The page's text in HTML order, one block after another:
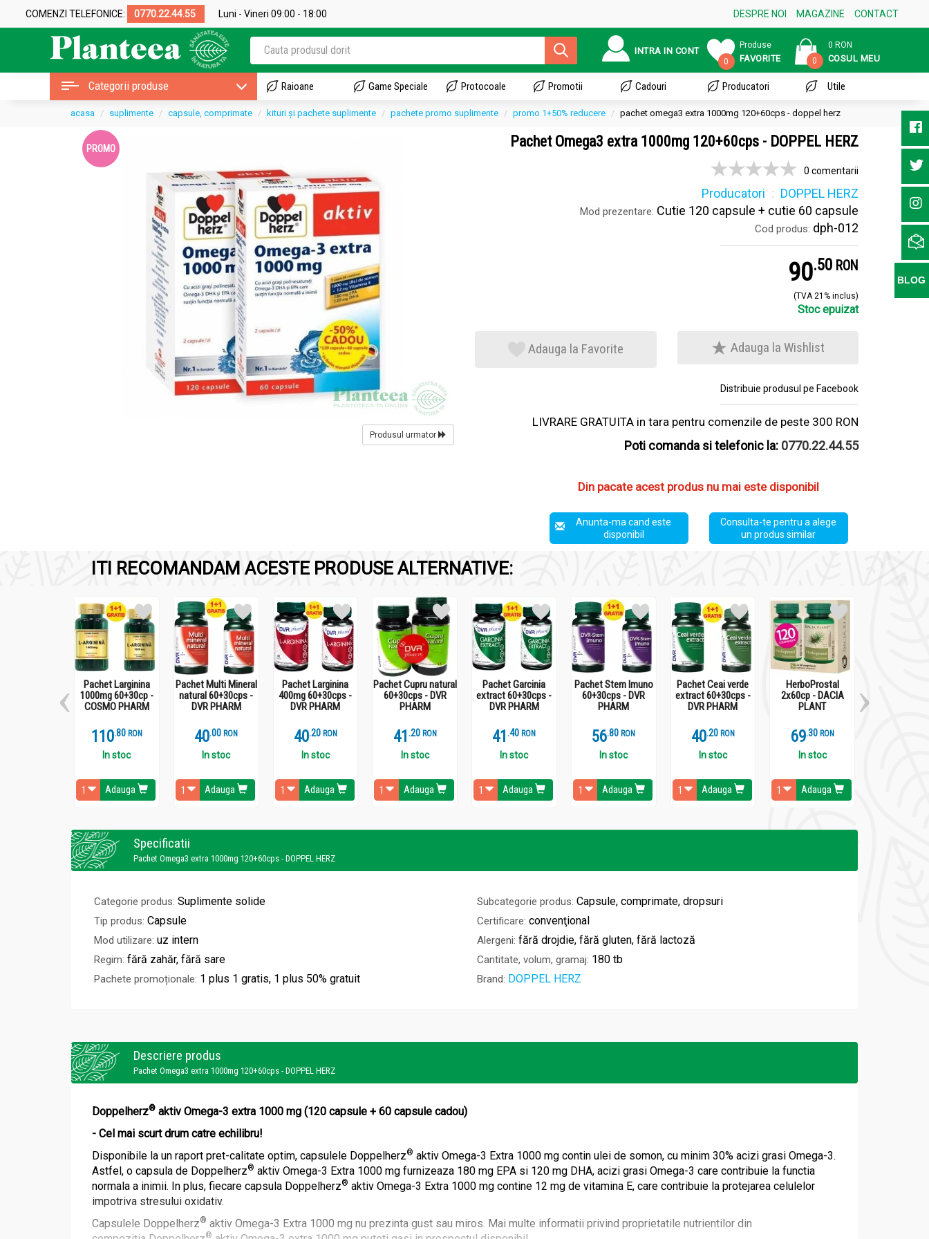
COMENZI TELEFONICE: 0770.22.44.55 Luni - Vineri 09:00 - 18:00 DESPRE NOI MAGAZINE CONTACT
INTRA IN CONT
0
Produse
FAVORITE 0
0 RON
COSUL MEU
Categorii produse Raioane Game Speciale Protocoale Promotii Cadouri Producatori Utile
acasa suplimente capsule, comprimate kituri și pachete suplimente pachete promo suplimente promo 1+50% reducere pachet omega3 extra 1000mg 120+60cps - doppel herz
PROMO
Produsul urmator
Pachet Omega3 extra 1000mg 120+60cps - DOPPEL HERZ
0 comentarii
Producatori DOPPEL HERZ
Mod prezentare: Cutie 120 capsule + cutie 60 capsule
Cod produs: dph-012
90.5 RON
(TVA 21% inclus)
Stoc epuizat
Adauga la Favorite Adauga la Wishlist
Distribuie produsul pe Facebook
LIVRARE GRATUITA in tara pentru comenzile de peste 300 RON
Poti comanda si telefonic la: 0770.22.44.55
Din pacate acest produs nu mai este disponibil
Anunta-ma cand este
disponibil
Consulta-te pentru a alege
un produs similar
ITI RECOMANDAM ACESTE PRODUSE ALTERNATIVE:
Pachet Larginina
1000mg 60+30cp -
COSMO PHARM
110.8 RON
In stoc
Adauga
Pachet Multi Mineral
natural 60+30cps -
DVR PHARM
40.0 RON
In stoc
Adauga
Pachet Larginina
400mg 60+30cps -
DVR PHARM
40.2 RON
In stoc
Adauga
Pachet Cupru natural
60+30cps - DVR
PHARM
41 .2 RON
In stoc
Adauga
Pachet Garcinia
extract 60+30cps -
DVR PHARM
41 .4 RON
In stoc
Adauga
Pachet Stem Imuno
60+30cps - DVR
PHARM
56.8 RON
In stoc
Adauga
Pachet Ceai verde
extract 60+30cps -
DVR PHARM
40.2 RON
In stoc
Adauga
HerboProstal
2x60cp - DACIA
PLANT
69.3 RON
In stoc
Adauga
Specificatii
Pachet Omega3 extra 1000mg 120+60cps - DOPPEL HERZ
Categorie produs: Suplimente solide Subcategorie produs: Capsule, comprimate, dropsuri
Tip produs: Capsule Certificare: convenţional
Mod utilizare: uz intern Alergeni: fără drojdie, fără gluten, fără lactoză
Regim: fără zahăr, fără sare Cantitate, volum, gramaj: 180 tb
Pachete promoționale: 1 plus 1 gratis, 1 plus 50% gratuit Brand: DOPPEL HERZ
Descriere produs
Pachet Omega3 extra 1000mg 120+60cps - DOPPEL HERZ
Doppelherz® aktiv Omega-3 extra 1000 mg (120 capsule + 60 capsule cadou)
- Cel mai scurt drum catre echilibru!
Disponibile la un raport pret-calitate optim, capsulele Doppelherz® aktiv Omega-3 Extra 1000 mg contin ulei de somon, cu minim 30% acizi grasi Omega-3.
Astfel, o capsula de Doppelherz® aktiv Omega-3 Extra 1000 mg furnizeaza 180 mg EPA si 120 mg DHA, acizi grasi Omega-3 care contribuie la functia
normala a inimii. In plus, fiecare capsula Doppelherz® aktiv Omega-3 Extra 1000 mg contine 12 mg de vitamina E, care contribuie la protejarea celulelor
impotriva stresului oxidativ.
Capsulele Doppelherz® aktiv Omega-3 Extra 1000 mg nu prezinta gust sau miros. Mai multe informatii privind proprietatile nutrientilor din
®
BLOG